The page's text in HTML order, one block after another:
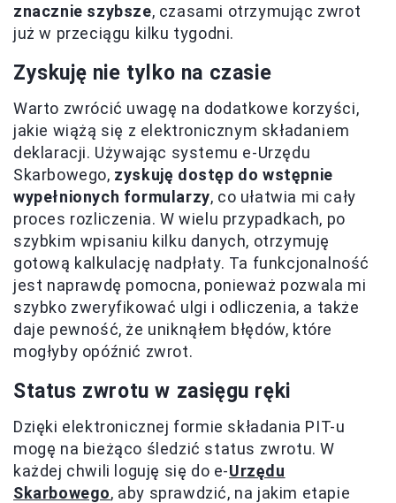
znacznie szybsze, czasami otrzymując zwrot
już w przeciągu kilku tygodni.
Zyskuję nie tylko na czasie
Warto zwrócić uwagę na dodatkowe korzyści,
jakie wiążą się z elektronicznym składaniem
deklaracji. Używając systemu e-Urzędu
Skarbowego, zyskuję dostęp do wstępnie
wypełnionych formularzy, co ułatwia mi cały
proces rozliczenia. W wielu przypadkach, po
szybkim wpisaniu kilku danych, otrzymuję
gotową kalkulację nadpłaty. Ta funkcjonalność
jest naprawdę pomocna, ponieważ pozwala mi
szybko zweryfikować ulgi i odliczenia, a także
daje pewność, że uniknąłem błędów, które
mogłyby opóźnić zwrot.
Status zwrotu w zasięgu ręki
Dzięki elektronicznej formie składania PIT-u
mogę na bieżąco śledzić status zwrotu. W
każdej chwili loguję się do e-Urzędu
Skarbowego, aby sprawdzić, na jakim etapie